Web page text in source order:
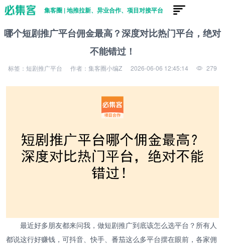
集客圈 | 地推拉新、异业合作、项目对接平台
哪个短剧推广平台佣金最高？深度对比热门平台，绝对
不能错过！
标签：短剧推广平台 作者：集客圈小编Z 2026-06-06 12:45:14 279
最近好多朋友都来问我，做短剧推广到底该怎么选平台？所有人
都说这行好赚钱，可抖音、快手、番茄这么多平台摆在眼前，各家佣